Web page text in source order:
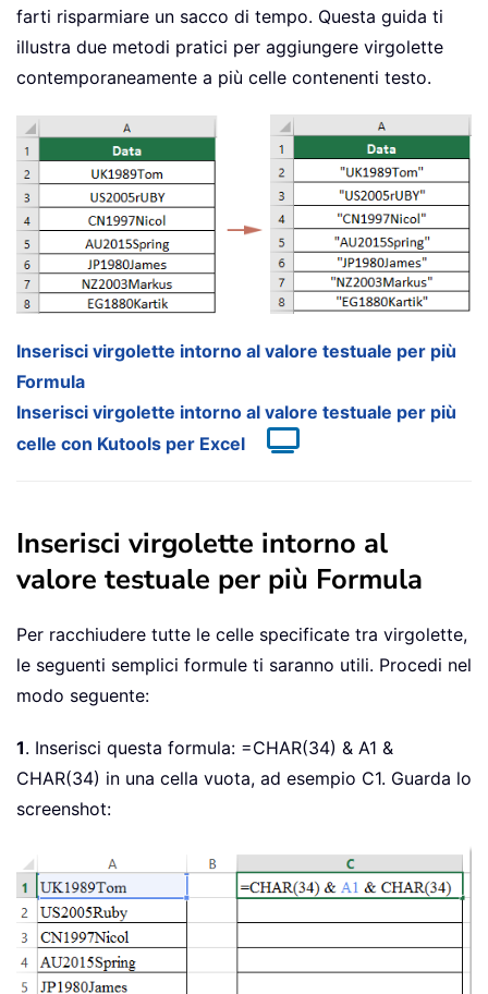
farti risparmiare un sacco di tempo. Questa guida ti
illustra due metodi pratici per aggiungere virgolette
contemporaneamente a più celle contenenti testo.
Inserisci virgolette intorno al valore testuale per più
Formula
Inserisci virgolette intorno al valore testuale per più
celle con Kutools per Excel
Inserisci virgolette intorno al
valore testuale per più Formula
Per racchiudere tutte le celle specificate tra virgolette,
le seguenti semplici formule ti saranno utili. Procedi nel
modo seguente:
1. Inserisci questa formula: =CHAR(34) & A1 &
CHAR(34) in una cella vuota, ad esempio C1. Guarda lo
screenshot: